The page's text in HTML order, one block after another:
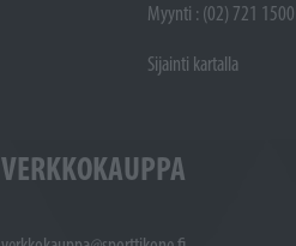
Myynti : (02) 721 1500
Sijainti kartalla
VERKKOKAUPPA